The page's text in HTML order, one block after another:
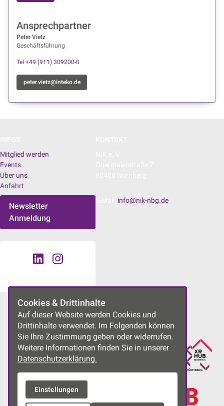
Ansprechpartner
Peter Vietz
Geschäftsführung
Tel +49 (911) 309200-0
peter.vietz@inteko.de
Mitglied werden
Events
Über uns
Anfahrt
Newsletter
Anmeldung
UNSERE PROJEKTE
info@nik-nbg.de
Cookies & Drittinhalte
Auf dieser Website werden Cookies und
Drittinhalte verwendet. Im Folgenden können
Sie Ihre Zustimmung geben oder widerrufen.
Weitere Informationen finden Sie in unserer
Datenschutzerklärung.
Einstellungen